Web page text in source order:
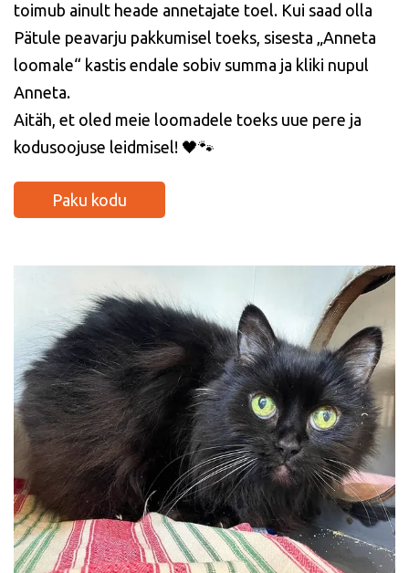
toimub ainult heade annetajate toel. Kui saad olla
Pätule peavarju pakkumisel toeks, sisesta „Anneta
loomale“ kastis endale sobiv summa ja kliki nupul
Anneta.
Aitäh, et oled meie loomadele toeks uue pere ja
kodusoojuse leidmisel! 🖤🐾
Paku kodu